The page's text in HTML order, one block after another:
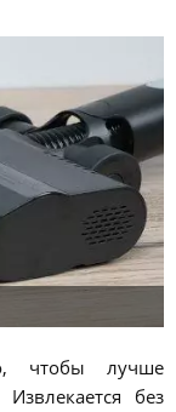
чтобы лучше
без